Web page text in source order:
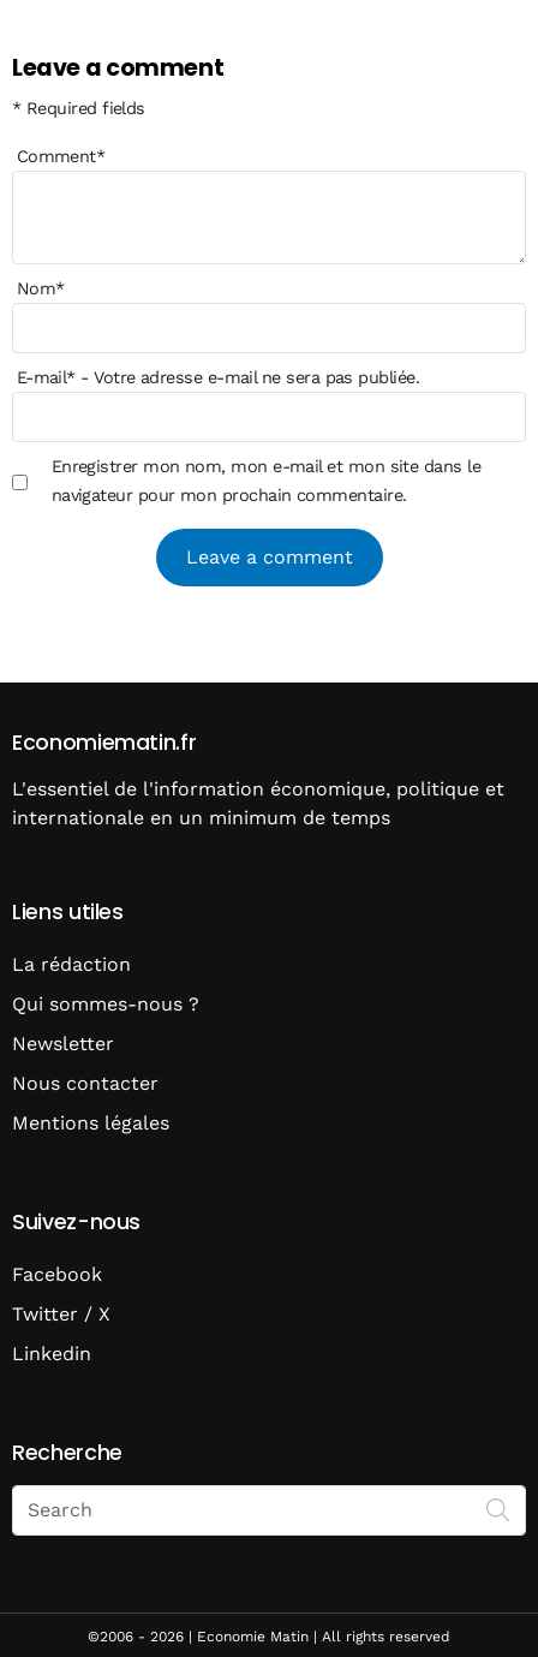
Leave a comment
* Required fields
Comment*
Nom*
E-mail*- Votre adresse e-mail ne sera pas publiée.
Enregistrer mon nom, mon e-mail et mon site dans le
navigateur pour mon prochain commentaire.
Economiematin.fr
L'essentiel de l'information économique, politique et
internationale en un minimum de temps
Liens utiles
La rédaction
Qui sommes-nous ?
Newsletter
Nous contacter
Mentions légales
Suivez-nous
Facebook
Twitter / X
Linkedin
Recherche
Search
on
Economie
©2006 - 2026 | Economie Matin | All rights reserved